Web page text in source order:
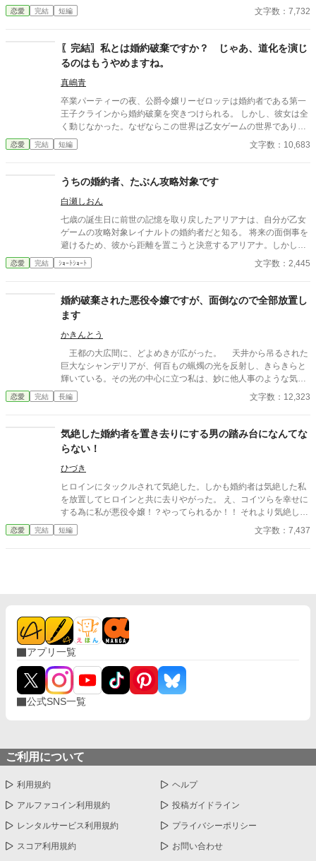
であれば、私を通していただこうか」 その一言で、恋に酔った王
太子の“物語”は終わりを告げて――！？ これは、婚約破棄を現実
話。
恋愛 完結 短編 文字数：7,732
〖完結〗私とは婚約破棄ですか？ じゃあ、道化を演じ
るのはもうやめますね。
真嶋青
卒業パーティーの夜、公爵令嬢リーゼロッテは婚約者である第一
王子クラインから婚約破棄を突きつけられる。 しかし、彼女は全
く動じなかった。なぜならこの世界は乙女ゲームの世界であり、
今日この「断罪イベント」が起こることを前世の記憶から知って
いたからだ。 「私とは婚約破棄ですか？ 承知いたしました。―
拠と証人を次々と提示し、王子の言いがかりを公衆の面前で華麗
に論破していく。 ※カクヨム、小説家になろうにも掲載していま
す。
恋愛 完結 短編 文字数：10,683
うちの婚約者、たぶん攻略対象です
白瀬しおん
七歳の誕生日に前世の記憶を取り戻したアリアナは、自分が乙女
ゲームの攻略対象レイナルトの婚約者だと知る。 将来の面倒事を
避けるため、彼から距離を置こうと決意するアリアナ。しかし、
中庭でも図書館でも購買でも、なぜか行く先々でレイナルトと遭
遇してしまう。 避けているはずなのに近づいてくる婚約者。そん
恋愛 完結 ｼｮｰﾄｼｮｰﾄ 文字数：2,445
婚約破棄された悪役令嬢ですが、面倒なので全部放置し
ます
かきんとう
王都の大広間に、どよめきが広がった。 天井から吊るされた
巨大なシャンデリアが、何百もの蝋燭の光を反射し、きらきらと
輝いている。その光の中心に立つ私は、妙に他人事のような気分
で、その場の空気を眺めていた。 「エレノア・フォン・リーベル
ト！ 私は貴様との婚約をここに破棄する！」 高らかに宣言し
った。 周囲の貴族たちが一斉に息を呑み、次の瞬間には小声の
ざわめきが連鎖のように広がっていく。 ――ああ、ついに来た
のね。
恋愛 完結 長編 文字数：12,323
気絶した婚約者を置き去りにする男の踏み台になんてな
らない！
ひづき
ヒロインにタックルされて気絶した。しかも婚約者は気絶した私
を放置してヒロインと共に去りやがった。 え、コイツらを幸せに
する為に私が悪役令嬢！？やってられるか！！ それより気絶した
私を運んでくれた恩人は誰だろう？
恋愛 完結 短編 文字数：7,437
アプリ一覧
公式SNS一覧
ご利用について
利用規約 ヘルプ
アルファコイン利用規約 投稿ガイドライン
レンタルサービス利用規約 プライバシーポリシー
スコア利用規約 お問い合わせ